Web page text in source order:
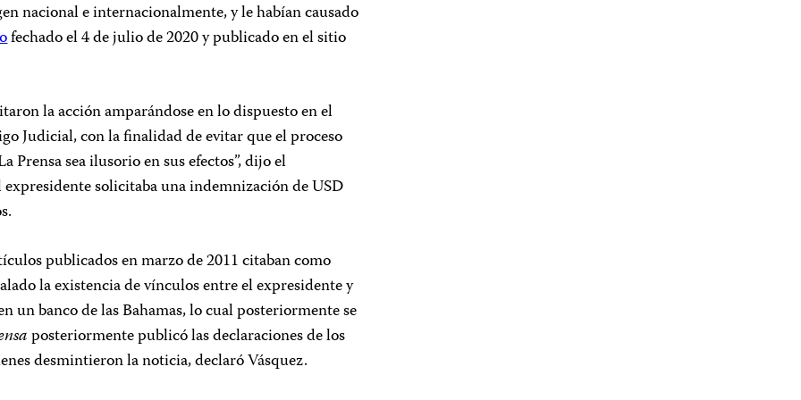
nacional e internacionalmente, y le habían causado
fechado el 4 de julio de 2020 y publicado en el sitio
la acción amparándose en lo dispuesto en el
Judicial, con la finalidad de evitar que el proceso
sea ilusorio en sus efectos”, dijo el
solicitaba una indemnización de USD
publicados en marzo de 2011 citaban como
la existencia de vínculos entre el expresidente y
un banco de las Bahamas, lo cual posteriormente se
posteriormente publicó las declaraciones de los
desmintieron la noticia, declaró Vásquez.